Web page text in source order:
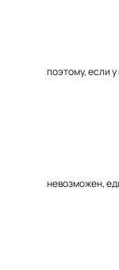
поэтому, если
невозможен,